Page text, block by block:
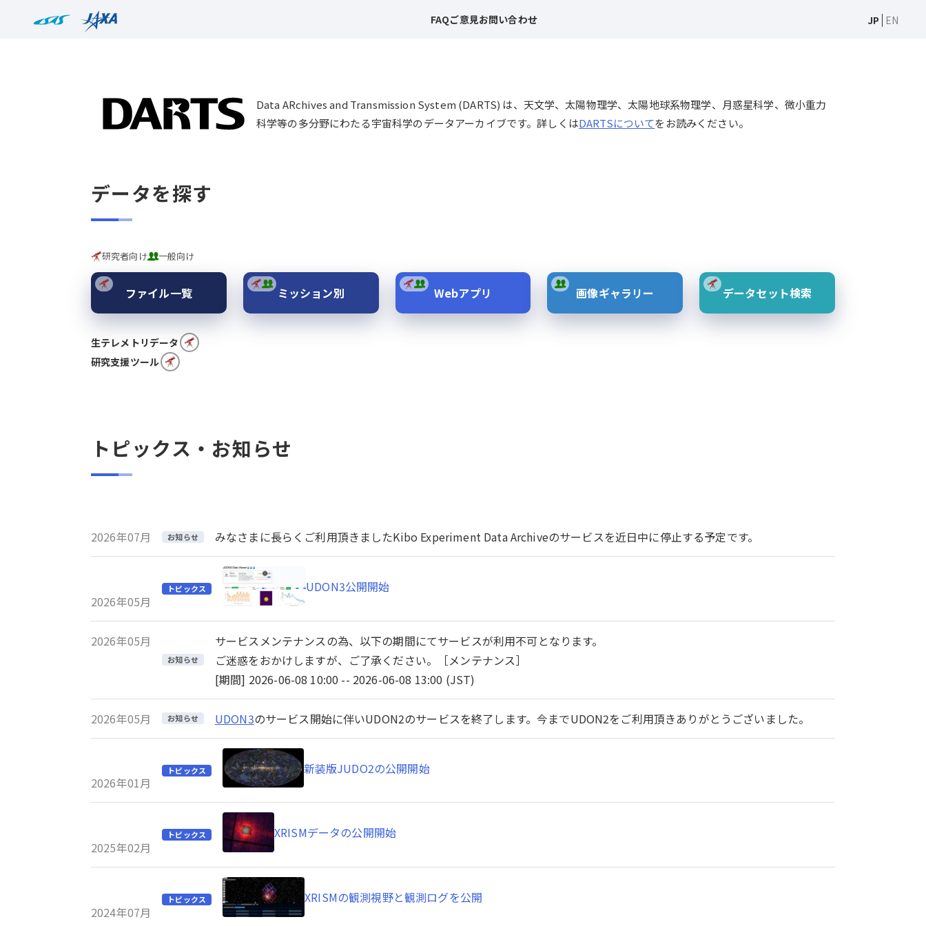
FAQご意見お問い合わせ JP EN
Data ARchives and Transmission System (DARTS) は、天文学、太陽物理学、太陽地球系物理学、月惑星科学、微小重力
科学等の多分野にわたる宇宙科学のデータアーカイブです。詳しくはDARTSについてをお読みください。
データを探す
研究者向け 一般向け
ファイル一覧 ミッション別 Webアプリ 画像ギャラリー データセット検索
生テレメトリデータ
研究支援ツール
トピックス・お知らせ
2026年07月 お知らせ みなさまに長らくご利用頂きましたKibo Experiment Data Archiveのサービスを近日中に停止する予定です。
2026年05月
トピックス UDON3公開開始
2026年05月
お知らせ
サービスメンテナンスの為、以下の期間にてサービスが利用不可となります。
ご迷惑をおかけしますが、ご了承ください。［メンテナンス］
[期間] 2026-06-08 10:00 -- 2026-06-08 13:00 (JST)
2026年05月 お知らせ UDON3のサービス開始に伴いUDON2のサービスを終了します。今までUDON2をご利用頂きありがとうございました。
2026年01月
トピックス 新装版JUDO2の公開開始
2025年02月
トピックス XRISMデータの公開開始
2024年07月
トピックス XRISMの観測視野と観測ログを公開